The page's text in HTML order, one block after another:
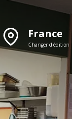
France
Changer d'édition
DÉCOUVRIR NOTRE
ÉDITION PAPIER